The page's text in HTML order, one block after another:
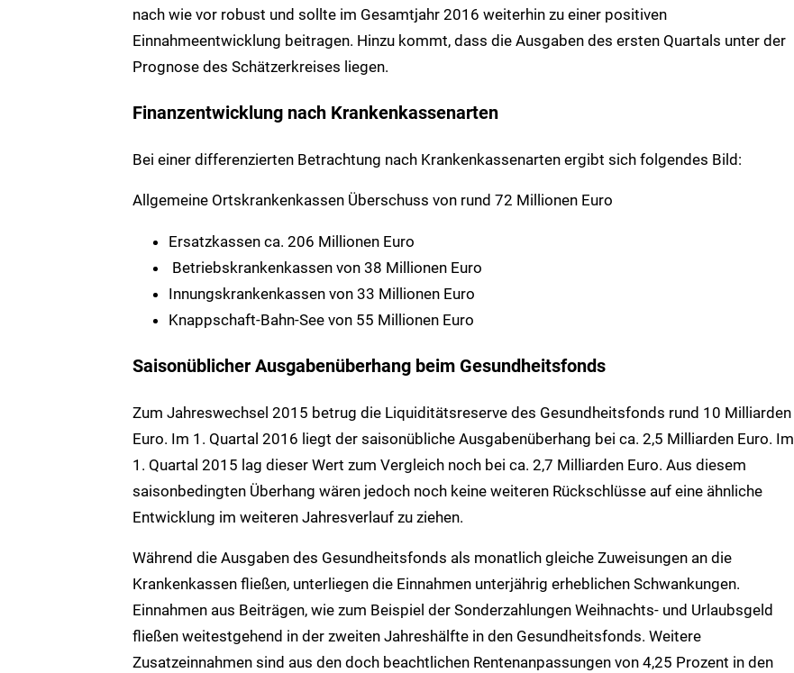
nach wie vor robust und sollte im Gesamtjahr 2016 weiterhin zu einer positiven
Einnahmeentwicklung beitragen. Hinzu kommt, dass die Ausgaben des ersten Quartals unter der
Prognose des Schätzerkreises liegen.
Finanzentwicklung nach Krankenkassenarten
Bei einer differenzierten Betrachtung nach Krankenkassenarten ergibt sich folgendes Bild:
Allgemeine Ortskrankenkassen Überschuss von rund 72 Millionen Euro
Ersatzkassen ca. 206 Millionen Euro
Betriebskrankenkassen von 38 Millionen Euro
Innungskrankenkassen von 33 Millionen Euro
Knappschaft-Bahn-See von 55 Millionen Euro
Saisonüblicher Ausgabenüberhang beim Gesundheitsfonds
Zum Jahreswechsel 2015 betrug die Liquiditätsreserve des Gesundheitsfonds rund 10 Milliarden
Euro. Im 1. Quartal 2016 liegt der saisonübliche Ausgabenüberhang bei ca. 2,5 Milliarden Euro. Im
1. Quartal 2015 lag dieser Wert zum Vergleich noch bei ca. 2,7 Milliarden Euro. Aus diesem
saisonbedingten Überhang wären jedoch noch keine weiteren Rückschlüsse auf eine ähnliche
Entwicklung im weiteren Jahresverlauf zu ziehen.
Während die Ausgaben des Gesundheitsfonds als monatlich gleiche Zuweisungen an die
Krankenkassen fließen, unterliegen die Einnahmen unterjährig erheblichen Schwankungen.
Einnahmen aus Beiträgen, wie zum Beispiel der Sonderzahlungen Weihnachts- und Urlaubsgeld
fließen weitestgehend in der zweiten Jahreshälfte in den Gesundheitsfonds. Weitere
Zusatzeinnahmen sind aus den doch beachtlichen Rentenanpassungen von 4,25 Prozent in den